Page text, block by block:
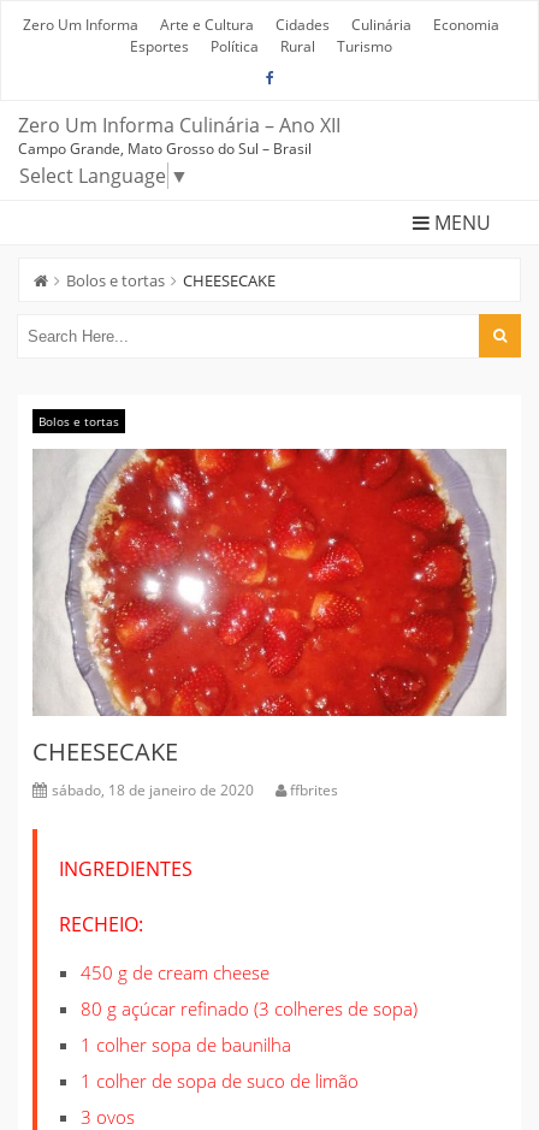
Zero Um Informa Arte e Cultura Cidades Culinária
Economia
Esportes
Política Rural Turismo
Zero Um Informa Culinária – Ano XII
Campo Grande, Mato Grosso do Sul – Brasil
Select Language ▼
MENU
Bolos e tortas CHEESECAKE
Bolos e tortas
CHEESECAKE
sábado, 18 de janeiro de 2020 ffbrites
INGREDIENTES
RECHEIO:
450 g de cream cheese
80 g açúcar refinado (3 colheres de sopa)
1 colher sopa de baunilha
1 colher de sopa de suco de limão
3 ovos